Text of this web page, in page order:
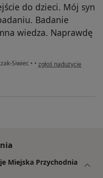
do dzieci. Mój syn
Badanie
wiedza. Naprawdę
Siwiec • • w opinii użytkownika
zgłoś nadużycie
Miejska Przychodnia